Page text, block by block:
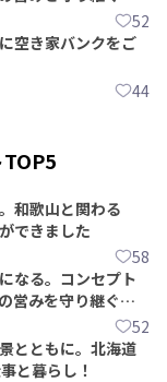
52
空き家バンクをご
44
和歌山と関わる
できました
58
なる。コンセプト
営みを守り継ぐ仲
52
とともに。北海道
と暮らし！